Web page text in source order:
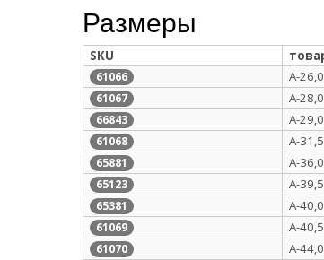
Размеры
SKU
61066 А-
61067 А-
66843 А-
61068 А-
65881 А-
65123 А-
65381 А-
61069 А-
61070 А-